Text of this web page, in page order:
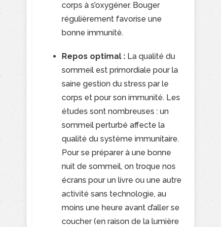
corps à s’oxygéner. Bouger
régulièrement favorise une
bonne immunité.
Repos optimal : La qualité du
sommeil est primordiale pour la
saine gestion du stress par le
corps et pour son immunité. Les
études sont nombreuses : un
sommeil perturbé affecte la
qualité du système immunitaire.
Pour se préparer à une bonne
nuit de sommeil, on troque nos
écrans pour un livre ou une autre
activité sans technologie, au
moins une heure avant d’aller se
coucher (en raison de la lumière